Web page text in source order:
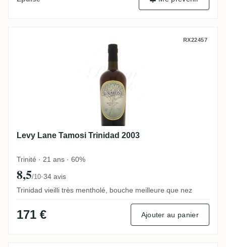
RX22457
Levy Lane Tamosi Trinidad 2003
Trinité · 21 ans · 60%
8,5/10·34 avis
Trinidad vieilli très mentholé, bouche meilleure que nez
171 € Ajouter au panier